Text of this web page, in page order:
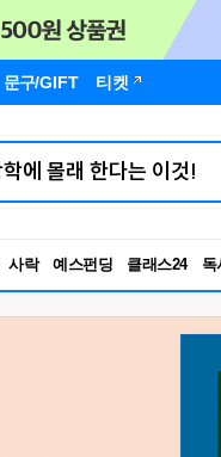
문구/GIFT 티켓
사락 예스펀딩 클래스24
독
독